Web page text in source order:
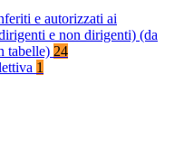
e autorizzati ai
e non dirigenti) (da
tabelle) 24
1